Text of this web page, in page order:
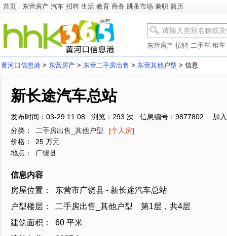
首页 - 东营房产 汽车 招聘 生活 教育 商务 跳蚤市场 兼职 简历
东营房产 招聘 二手车 租车
黄河口信息港 > 东营房产 > 东营二手房出售 > 东营其他户型 > 信息
新长途汽车总站
发布时间：03-29 11:08 浏览：293 次 信息编号：9877802
加
分类：
二手房出售_其他户型
[个人房]
价格：
25 万元
地点：
广饶县
信息内容
房屋位置：
东营市广饶县 - 新长途汽车总站
户型楼层：
二手房出售_其他户型 第1层，共4层
建筑面积：
60 平米